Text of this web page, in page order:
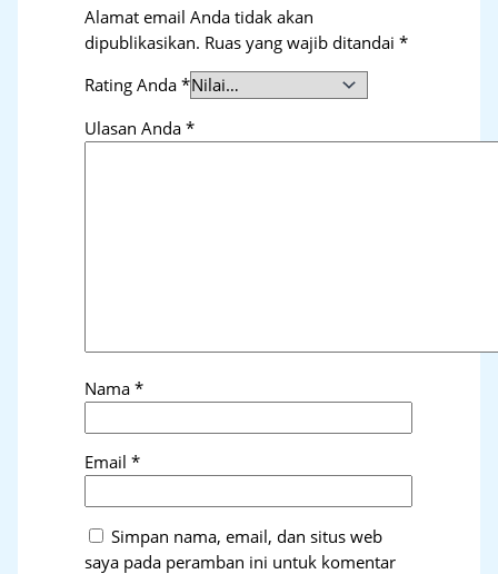
Alamat email Anda tidak akan
dipublikasikan. Ruas yang wajib ditandai*
Rating Anda*
Ulasan Anda*
Nama*
Email*
Simpan nama, email, dan situs web
saya pada peramban ini untuk komentar